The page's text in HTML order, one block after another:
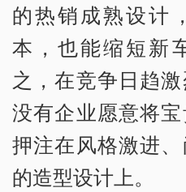
的热销成熟设计
本，也能缩短新
之，在竞争日趋
没有企业愿意将
押注在风格激进
的造型设计上。